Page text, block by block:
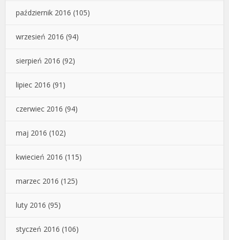
październik 2016 (105)
wrzesień 2016 (94)
sierpień 2016 (92)
lipiec 2016 (91)
czerwiec 2016 (94)
maj 2016 (102)
kwiecień 2016 (115)
marzec 2016 (125)
luty 2016 (95)
styczeń 2016 (106)